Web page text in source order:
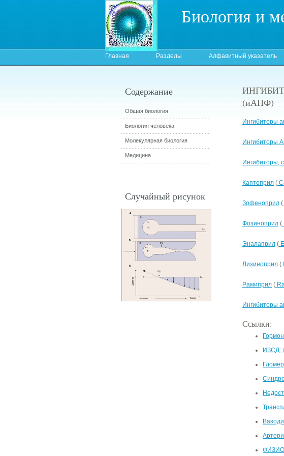
Биология и
Главная Разделы Алфавитный указатель
(иАПФ)
Ингибиторы
Ингибиторы
Ингибиторы,
Каптоприл (
Зофеноприл (
Фозиноприл (
Эналаприл (
Лизиноприл (
Рамиприл (
Ингибиторы
Ссылки:
ИЗСД:
Содержание
Общая биология
Биология человека
Молекулярная биология
Медицина
Случайный рисунок